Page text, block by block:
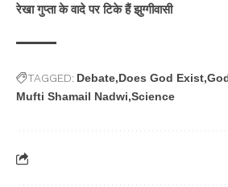
रेखा गुप्ता के वादे पर टिके हैं झुग्गीवासी
TAGGED: Debate Does God Exist
Mufti Shamail Nadwi Science